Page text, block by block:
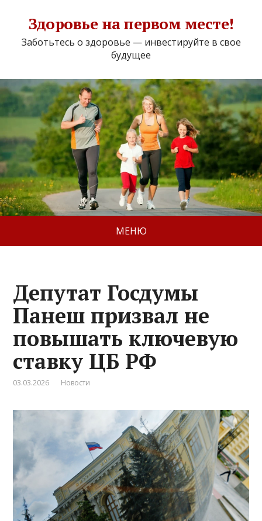
Здоровье на первом месте!
Заботьтесь о здоровье — инвестируйте в свое
будущее
МЕНЮ
Депутат Госдумы
Панеш призвал не
повышать ключевую
ставку ЦБ РФ
03.03.2026 Новости